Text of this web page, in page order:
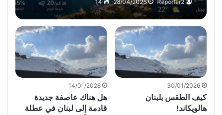
Reporter2
28/04/2026
14
30/01/2026
كيف الطقس بلبنان
هالويكاند!
14/01/2026
هل هناك عاصفة جديدة
قادمة إلى لبنان في عطلة